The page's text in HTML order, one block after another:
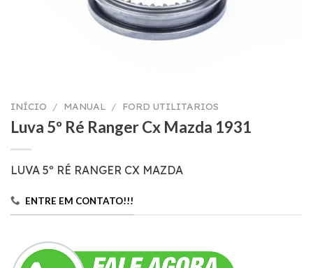
INÍCIO / MANUAL / FORD UTILITARIOS
Luva 5º Ré Ranger Cx Mazda 1931
LUVA 5º RÉ RANGER CX MAZDA
ENTRE EM CONTATO!!!